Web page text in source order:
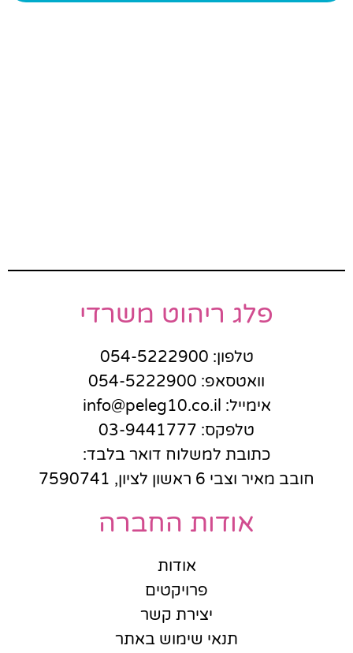
פלג ריהוט משרדי
טלפון: 054-5222900
וואטסאפ: 054-5222900
אימייל: info@peleg10.co.il
טלפקס: 03-9441777
כתובת למשלוח דואר בלבד:
חובב מאיר וצבי 6 ראשון לציון, 7590741
אודות החברה
אודות
פרויקטים
יצירת קשר
תנאי שימוש באתר